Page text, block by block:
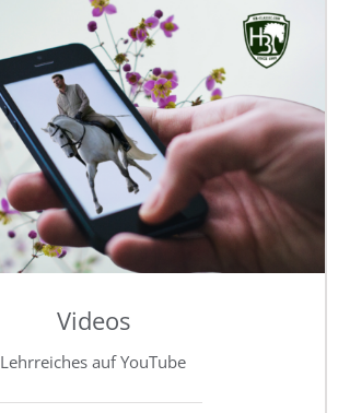
Videos
Lehrreiches auf YouTube